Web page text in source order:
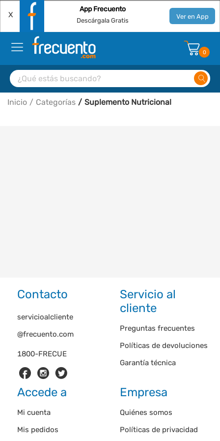
X
App Frecuento
Descárgala Gratis Ver en App
0
Inicio Categorías Suplemento Nutricional
Contacto
1800-FRECUE
servicioalcliente
@frecuento.com
Servicio al
cliente
Preguntas frecuentes
Políticas de devoluciones
Garantía técnica
Accede a
Mi cuenta
Mis pedidos
Empresa
Quiénes somos
Políticas de privacidad